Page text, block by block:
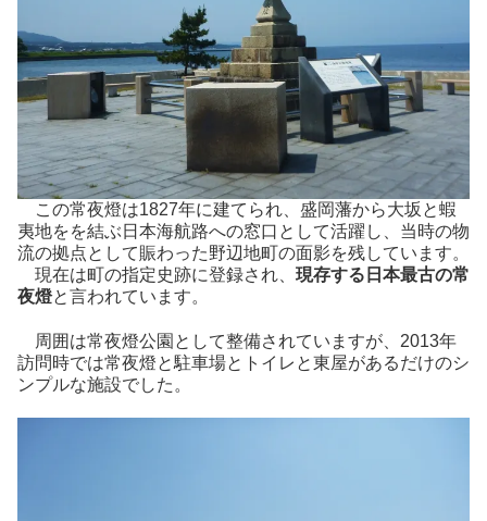
この常夜燈は1827年に建てられ、盛岡藩から大坂と蝦
夷地をを結ぶ日本海航路への窓口として活躍し、当時の物
流の拠点として賑わった野辺地町の面影を残しています。
現在は町の指定史跡に登録され、 現存する日本最古の常
夜燈と言われています。
周囲は常夜燈公園として整備されていますが、2013年
訪問時では常夜燈と駐車場とトイレと東屋があるだけのシ
ンプルな施設でした。